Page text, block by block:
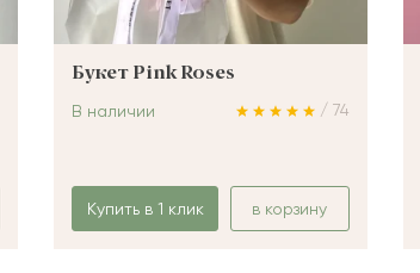
Букет Pink Roses
/ 74
В наличии
Купить в 1 клик в корзину